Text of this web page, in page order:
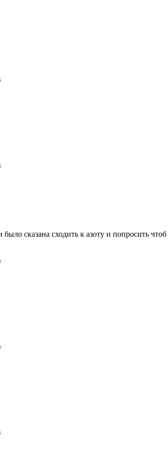
сказана сходить к азоту и попросить